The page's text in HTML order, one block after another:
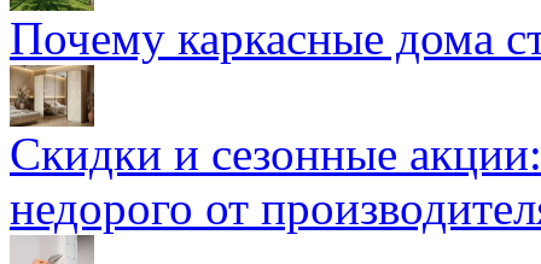
Почему каркасные дома
Скидки и сезонные
недорого от